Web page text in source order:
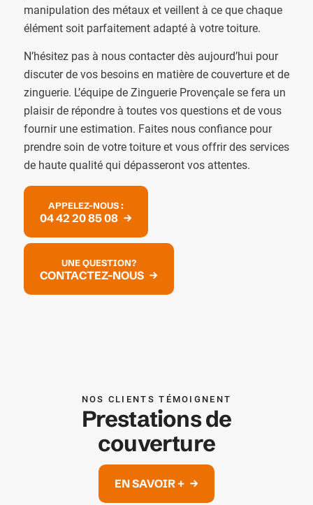
manipulation des métaux et veillent à ce que chaque
élément soit parfaitement adapté à votre toiture.
N’hésitez pas à nous contacter dès aujourd’hui pour
discuter de vos besoins en matière de couverture et de
zinguerie. L’équipe de Zinguerie Provençale se fera un
plaisir de répondre à toutes vos questions et de vous
fournir une estimation. Faites nous confiance pour
prendre soin de votre toiture et vous offrir des services
de haute qualité qui dépasseront vos attentes.
APPELEZ-NOUS :
04 42 20 85 08
UNE QUESTION?
CONTACTEZ-NOUS
NOS CLIENTS TÉMOIGNENT
Prestations de
couverture
EN SAVOIR +